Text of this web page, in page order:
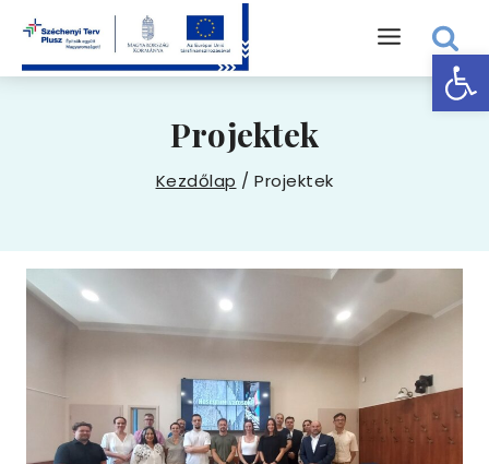
content
Projektek
Kezdőlap / Projektek